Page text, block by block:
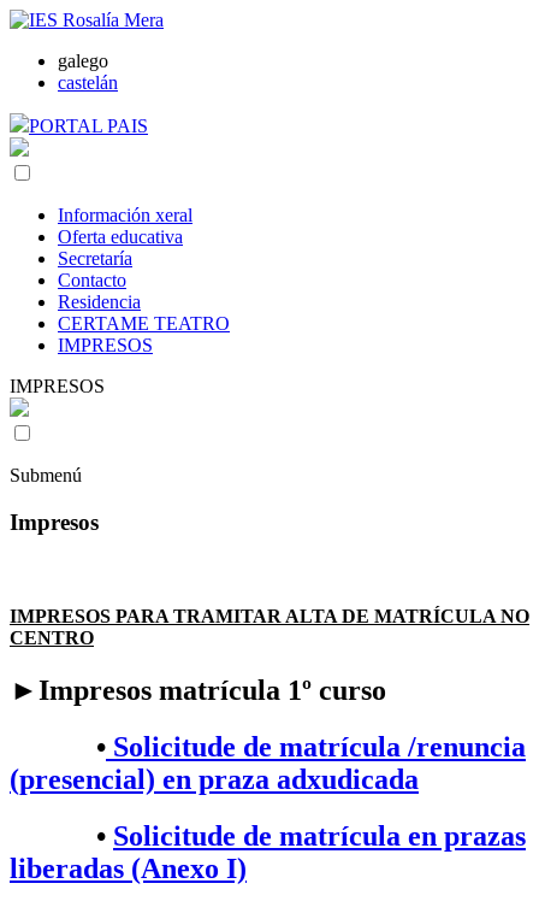
galego
castelán
PORTAL PAIS
Información xeral
Oferta educativa
Secretaría
Contacto
Residencia
CERTAME TEATRO
IMPRESOS
IMPRESOS
Submenú
Impresos
IMPRESOS PARA TRAMITAR ALTA DE MATRÍCULA NO
CENTRO
►Impresos matrícula 1º curso
• Solicitude de matrícula /renuncia
(presencial) en praza adxudicada
• Solicitude de matrícula en prazas
liberadas (Anexo I)